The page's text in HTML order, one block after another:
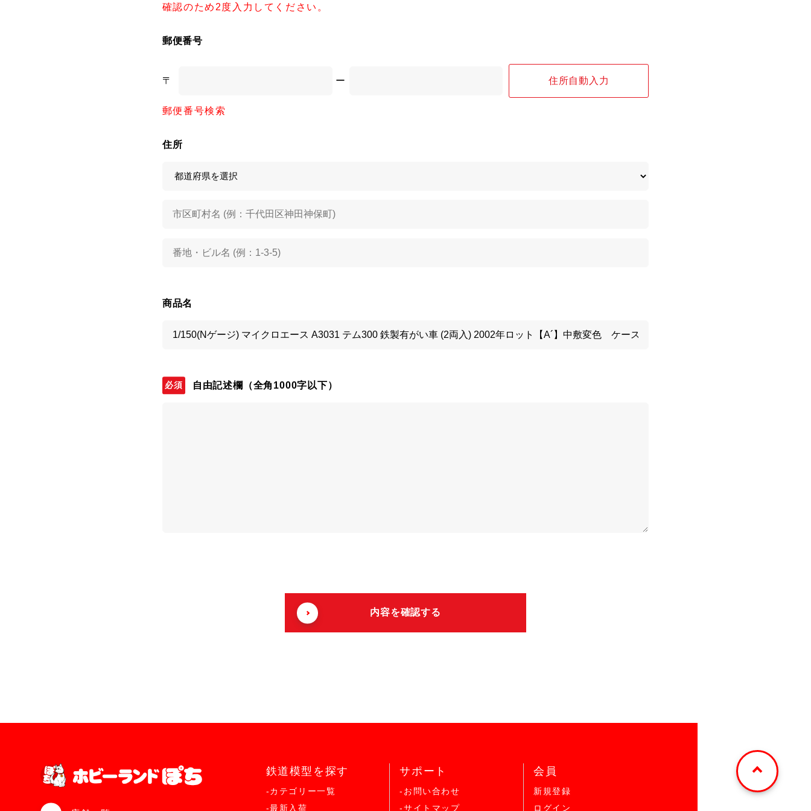
確認のため2度入力してください。
郵便番号
〒 ー 住所自動入力
郵便番号検索
住所
商品名
自由記述欄 （全角1000字以下）
鉄道模型を探す
-カテゴリー一覧
-最新入荷
サポート
-お問い合わせ
-サイトマップ
会員
新規登録
ログイン